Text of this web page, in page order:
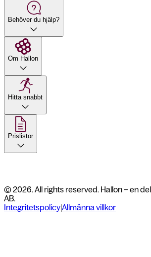
Behöver du hjälp?
Om Hallon
Hitta snabbt
Prislistor
© 2026. All rights reserved. Hallon – en
AB.
Integritetspolicy|Allmänna villkor